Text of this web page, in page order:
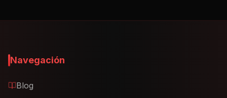
Navegación
Blog